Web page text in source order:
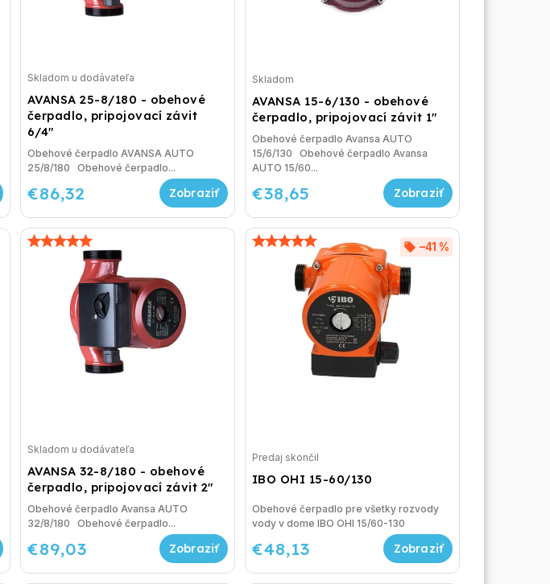
AVANSA 25-8/180 - obehové
čerpadlo, pripojovací závit
6/4"
Skladom u dodávateľa
€86,32
Obehové čerpadlo AVANSA AUTO
25/8/180 Obehové čerpadlo...
AVANSA 15-6/130 - obehové
čerpadlo, pripojovací závit 1"
Skladom
€38,65
Obehové čerpadlo Avansa AUTO
15/6/130 Obehové čerpadlo Avansa
AUTO 15/60...
AVANSA 32-8/180 - obehové
čerpadlo, pripojovací závit 2"
Skladom u dodávateľa
€89,03
Obehové čerpadlo Avansa AUTO
32/8/180 Obehové čerpadlo...
IBO OHI 15-60/130
–41 %
Predaj skončil
€48,13
Obehové čerpadlo pre všetky rozvody
vody v dome IBO OHI 15/60-130